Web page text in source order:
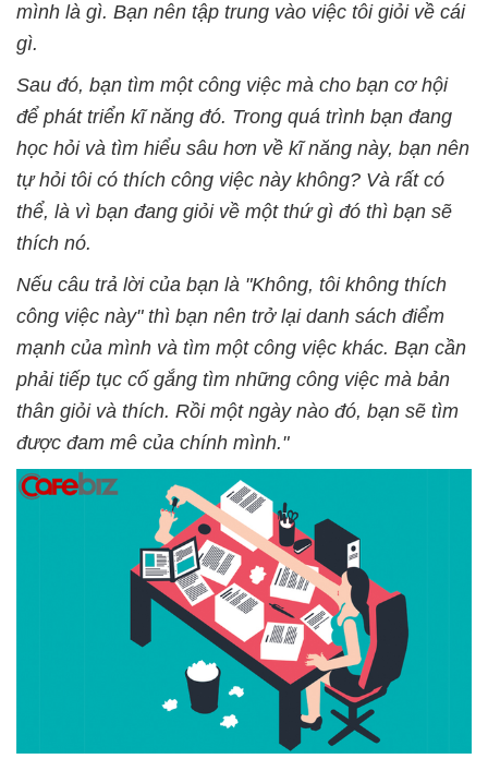
mình là gì. Bạn nên tập trung vào việc tôi giỏi về cái
gì.
Sau đó, bạn tìm một công việc mà cho bạn cơ hội
để phát triển kĩ năng đó. Trong quá trình bạn đang
học hỏi và tìm hiểu sâu hơn về kĩ năng này, bạn nên
tự hỏi tôi có thích công việc này không? Và rất có
thể, là vì bạn đang giỏi về một thứ gì đó thì bạn sẽ
thích nó.
Nếu câu trả lời của bạn là "Không, tôi không thích
công việc này" thì bạn nên trở lại danh sách điểm
mạnh của mình và tìm một công việc khác. Bạn cần
phải tiếp tục cố gắng tìm những công việc mà bản
thân giỏi và thích. Rồi một ngày nào đó, bạn sẽ tìm
được đam mê của chính mình."